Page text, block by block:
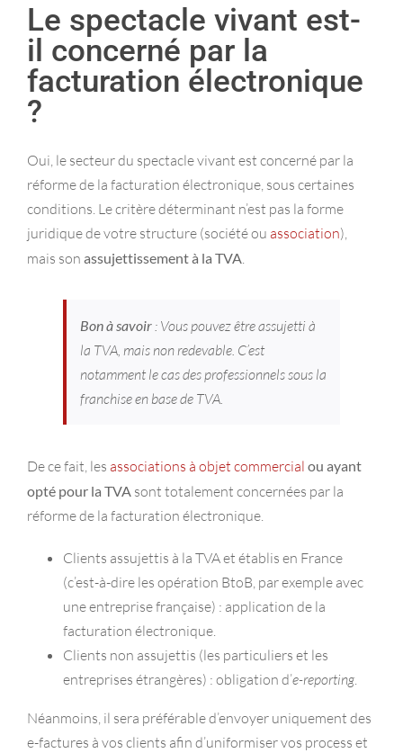
Le spectacle vivant est-
il concerné par la
facturation électronique
?
Oui, le secteur du spectacle vivant est concerné par la
réforme de la facturation électronique, sous certaines
conditions. Le critère déterminant n’est pas la forme
juridique de votre structure (société ou association),
mais son assujettissement à la TVA.
Bon à savoir: Vous pouvez être assujetti à
la TVA, mais non redevable. C’est
notamment le cas des professionnels sous la
franchise en base de TVA.
De ce fait, les associations à objet commercial ou ayant
opté pour la TVA sont totalement concernées par la
réforme de la facturation électronique.
Clients assujettis à la TVA et établis en France
(c’est-à-dire les opération BtoB, par exemple avec
une entreprise française) : application de la
facturation électronique.
Clients non assujettis (les particuliers et les
entreprises étrangères) : obligation d’e-reporting.
Néanmoins, il sera préférable d’envoyer uniquement des
e-factures à vos clients afin d’uniformiser vos process et